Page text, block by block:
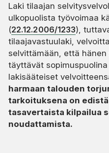
Laki tilaajan
ulkopuolista työvoimaa
(22.12.2006/1233),
tilaajavastuulaki,
selvittämään, että
täyttävät
lakisääteiset
harmaan talouden
tarkoituksena on
tasavertaista kilpailua
noudattamista.